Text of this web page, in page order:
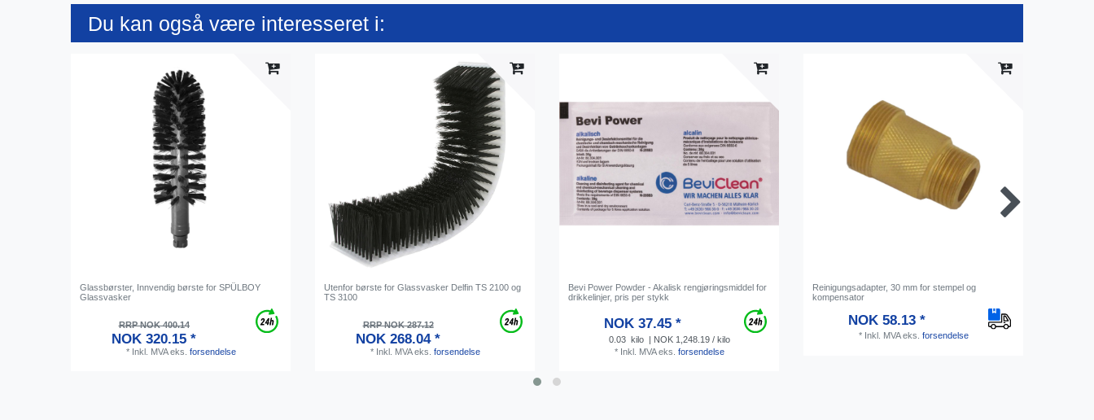
Du kan også være interesseret i:
Glassbørster, Innvendig børste for SPÜLBOY
Glassvasker
RRP NOK 400.14
NOK 320.15 *
* Inkl. MVAeks. forsendelse
Utenfor børste for Glassvasker Delfin TS 2100 og
TS 3100
RRP NOK 287.12
NOK 268.04 *
* Inkl. MVAeks. forsendelse
Bevi Power Powder - Akalisk rengjøringsmiddel for
drikkelinjer, pris per stykk
NOK 37.45 *
0.03 kilo
| NOK 1,248.19 / kilo
* Inkl. MVAeks. forsendelse
Reinigungsadapter, 30 mm for stempel og
kompensator
NOK 58.13 *
* Inkl. MVAeks. forsendelse